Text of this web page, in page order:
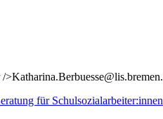
für Schulsozialarbeiter:innen